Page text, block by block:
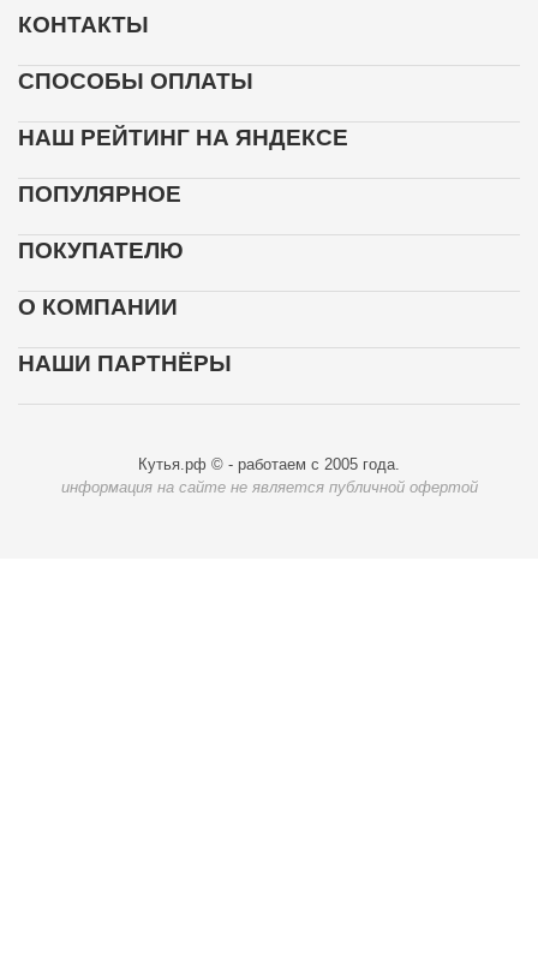
КОНТАКТЫ
СПОСОБЫ ОПЛАТЫ
НАШ РЕЙТИНГ НА ЯНДЕКСЕ
ПОПУЛЯРНОЕ
ПОКУПАТЕЛЮ
О КОМПАНИИ
НАШИ ПАРТНЁРЫ
Кутья.рф © - работаем с 2005 года.
информация на сайте не является публичной офертой